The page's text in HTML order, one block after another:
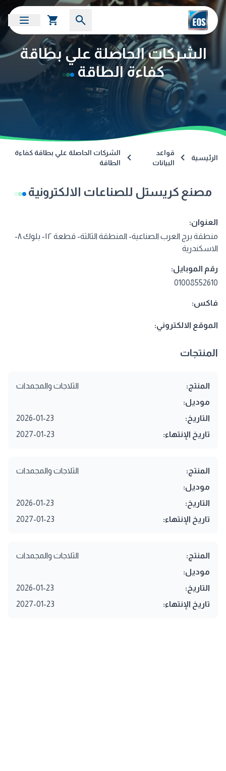
الشركات الحاصلة علي بطاقة
كفاءة الطاقة
الرئيسية
قواعد
البيانات
الشركات الحاصلة علي بطاقة كفاءة
الطاقة
مصنع كريستل للصناعات الالكترونية
العنوان:
منطقة برج العرب الصناعية- المنطقة الثالثة- قطعة ١٢- بلوك ٨-
الاسكندرية
رقم الموبايل:
01008552610
فاكس:
الموقع الالكتروني:
المنتجات
المنتج:
الثلاجات والمجمدات
موديل:
التاريخ:
2026-01-23
تاريخ الإنتهاء:
2027-01-23
المنتج:
الثلاجات والمجمدات
موديل:
التاريخ:
2026-01-23
تاريخ الإنتهاء:
2027-01-23
المنتج:
الثلاجات والمجمدات
موديل:
التاريخ:
2026-01-23
تاريخ الإنتهاء:
2027-01-23